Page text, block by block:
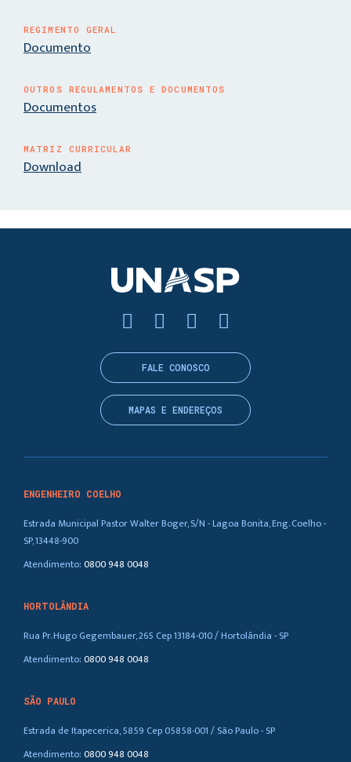
REGIMENTO GERAL
Documento
OUTROS REGULAMENTOS E DOCUMENTOS
Documentos
MATRIZ CURRICULAR
Download
ENGENHEIRO COELHO
Estrada Municipal Pastor Walter Boger, S/N - Lagoa Bonita, Eng. Coelho -
SP, 13448-900
Atendimento:0800 948 0048
HORTOLÂNDIA
Rua Pr. Hugo Gegembauer, 265 Cep 13184-010 / Hortolândia - SP
Atendimento:0800 948 0048
SÃO PAULO
Estrada de Itapecerica, 5859 Cep 05858-001 / São Paulo - SP
Atendimento:0800 948 0048
FALE CONOSCO
MAPAS E ENDEREÇOS